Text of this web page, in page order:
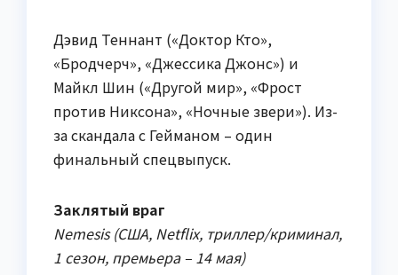
Дэвид Теннант («Доктор Кто»,
«Бродчерч», «Джессика Джонс») и
Майкл Шин («Другой мир», «Фрост
против Никсона», «Ночные звери»). Из-
за скандала с Гейманом – один
финальный спецвыпуск.
Заклятый враг
Nemesis (США, Netflix, триллер/криминал,
1 сезон, премьера – 14 мая)